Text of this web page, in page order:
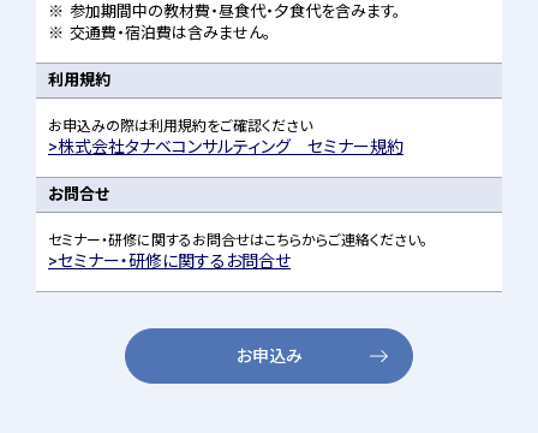
※ 参加期間中の教材費・昼食代・夕食代を含みます。
※ 交通費・宿泊費は含みません。
利用規約
お申込みの際は利用規約をご確認ください
株式会社タナベコンサルティング セミナー規約
お問合せ
セミナー・研修に関するお問合せはこちらからご連絡ください。
セミナー・研修に関するお問合せ
お申込み